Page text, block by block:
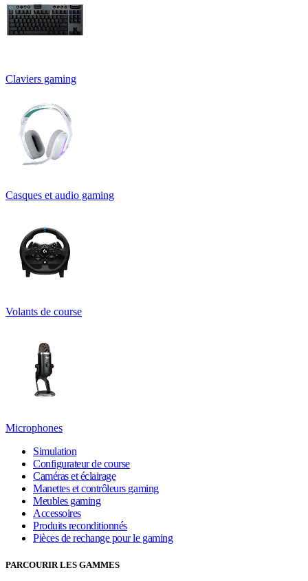
Claviers gaming
Casques et audio gaming
Volants de course
Microphones
Simulation
Configurateur de course
Caméras et éclairage
Manettes et contrôleurs gaming
Meubles gaming
Accessoires
Produits reconditionnés
Pièces de rechange pour le gaming
PARCOURIR LES GAMMES